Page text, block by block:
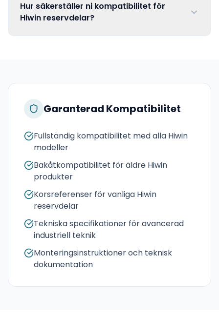
Hur säkerställer ni kompatibilitet för
Hiwin reservdelar?
Garanterad Kompatibilitet
Fullständig kompatibilitet med alla Hiwin
modeller
Bakåtkompatibilitet för äldre Hiwin
produkter
Korsreferenser för vanliga Hiwin
reservdelar
Tekniska specifikationer för avancerad
industriell teknik
Monteringsinstruktioner och teknisk
dokumentation